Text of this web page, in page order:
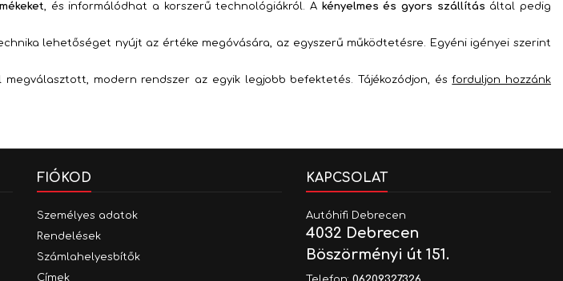
, és informálódhat a korszerű technológiákról. A kényelmes és gyors szállítás által pedig
lehetőséget nyújt az értéke megóvására, az egyszerű működtetésre. Egyéni igényei szerint
megválasztott, modern rendszer az egyik legjobb befektetés. Tájékozódjon, ésforduljon hozzánk
FIÓKOD
Személyes adatok
Rendelések
Számlahelyesbítők
Címek
KAPCSOLAT
Autóhifi Debrecen
4032 Debrecen
Böszörményi út 151.